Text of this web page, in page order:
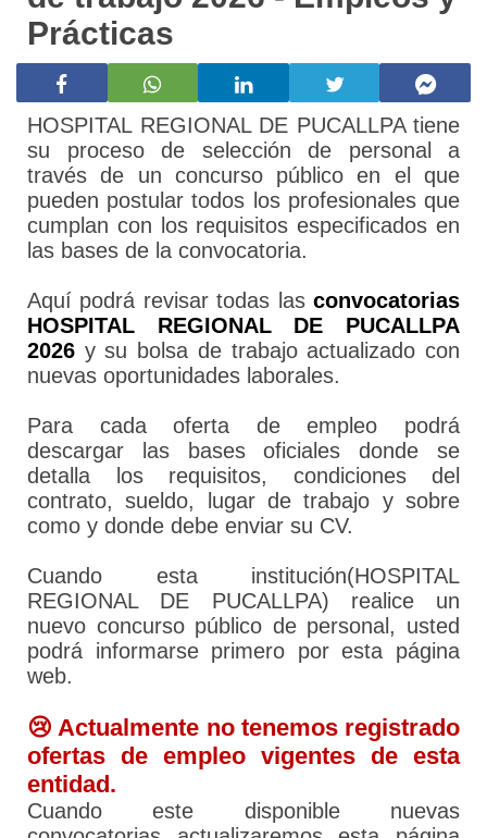
Prácticas
HOSPITAL REGIONAL DE PUCALLPA tiene
su proceso de selección de personal a
través de un concurso público en el que
pueden postular todos los profesionales que
cumplan con los requisitos especificados en
las bases de la convocatoria.
Aquí podrá revisar todas las convocatorias
HOSPITAL REGIONAL DE PUCALLPA
2026 y su bolsa de trabajo actualizado con
nuevas oportunidades laborales.
Para cada oferta de empleo podrá
descargar las bases oficiales donde se
detalla los requisitos, condiciones del
contrato, sueldo, lugar de trabajo y sobre
como y donde debe enviar su CV.
Cuando esta institución(HOSPITAL
REGIONAL DE PUCALLPA) realice un
nuevo concurso público de personal, usted
podrá informarse primero por esta página
web.
😢 Actualmente no tenemos registrado
ofertas de empleo vigentes de esta
entidad.
Cuando este disponible nuevas